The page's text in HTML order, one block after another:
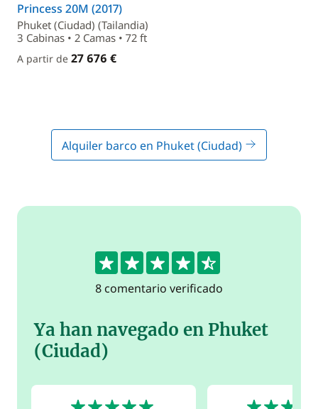
Princess 20M (2017)
Phuket (Ciudad) (Tailandia)
3 Cabinas • 2 Camas • 72 ft
A partir de 27 676 €
Alquiler barco en Phuket (Ciudad)
4.6
8 comentario verificado
Ya han navegado en Phuket
(Ciudad)